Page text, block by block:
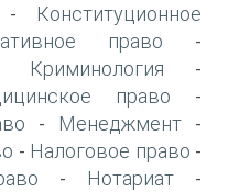
-
Конституционное
право -
Криминология -
право -
- Менеджмент -
- Налоговое право -
- Нотариат -